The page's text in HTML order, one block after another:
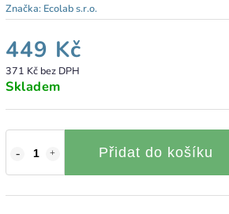
Značka: Ecolab s.r.o.
449 Kč
371 Kč bez DPH
Skladem
Přidat do košíku